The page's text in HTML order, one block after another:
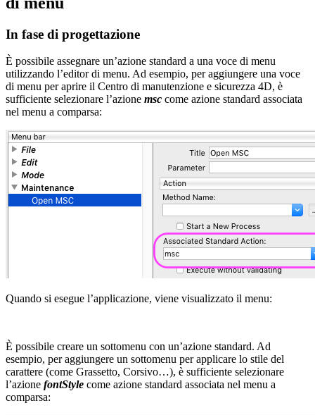
In fase di progettazione
È possibile assegnare un’azione standard a una voce di menu
utilizzando l’editor di menu. Ad esempio, per aggiungere una voce
di menu per aprire il Centro di manutenzione e sicurezza 4D, è
sufficiente selezionare l’azione msc come azione standard associata
nel menu a comparsa:
Quando si esegue l’applicazione, viene visualizzato il menu:
È possibile creare un sottomenu con un’azione standard. Ad
esempio, per aggiungere un sottomenu per applicare lo stile del
carattere (come Grassetto, Corsivo…), è sufficiente selezionare
l’azione fontStyle come azione standard associata nel menu a
comparsa: